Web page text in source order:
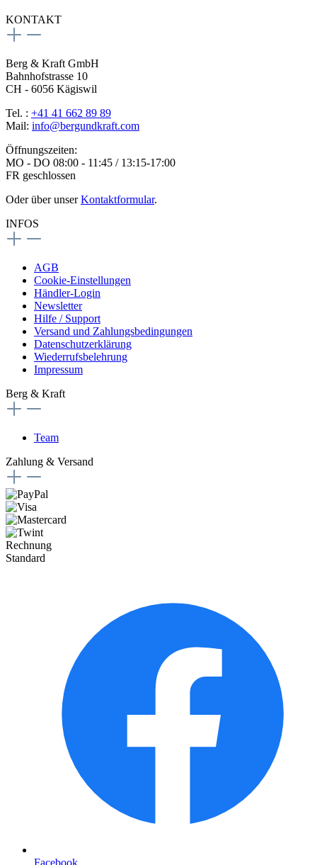
KONTAKT
Berg & Kraft GmbH
Bahnhofstrasse 10
CH - 6056 Kägiswil
Tel. : +41 41 662 89 89
Mail: info@bergundkraft.com
Öffnungszeiten:
MO - DO 08:00 - 11:45 / 13:15-17:00
FR geschlossen
Oder über unserKontaktformular.
INFOS
AGB
Cookie-Einstellungen
Händler-Login
Newsletter
Hilfe / Support
Versand und Zahlungsbedingungen
Datenschutzerklärung
Wiederrufsbelehrung
Impressum
Berg & Kraft
Team
Zahlung & Versand
Rechnung
Standard
Facebook